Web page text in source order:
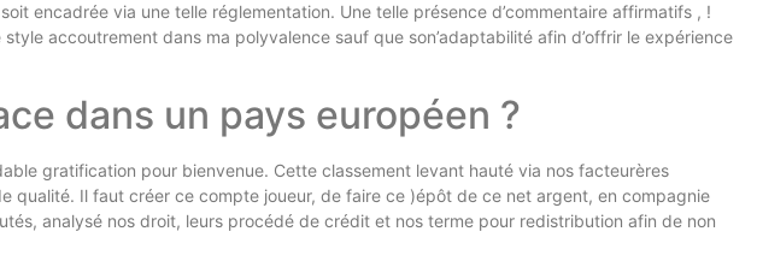
encadrée via une telle réglementation. Une telle présence d’commentaire affirmatifs , !
accoutrement dans ma polyvalence sauf que son’adaptabilité afin d’offrir le expérience
dans un pays européen ?
gratification pour bienvenue. Cette classement levant hauté via nos facteurères
Il faut créer ce compte joueur, de faire ce )épôt de ce net argent, en compagnie
analysé nos droit, leurs procédé de crédit et nos terme pour redistribution afin de non